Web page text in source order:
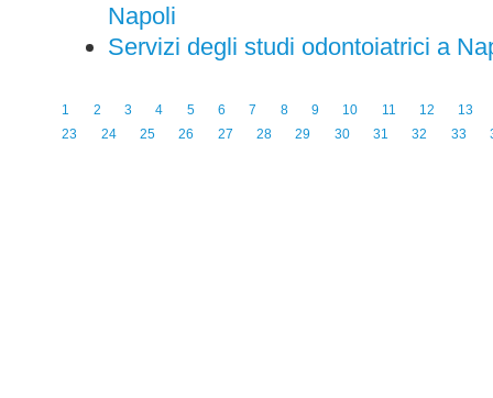
Napoli
Servizi degli studi odontoiatrici a
1 2 3 4 5 6 7 8 9 10 11 12
13
23
24 25 26 27 28 29 30 31 32 33